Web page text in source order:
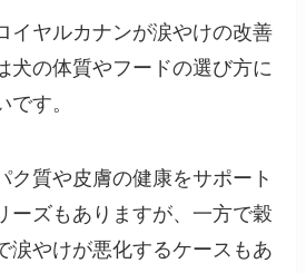
イヤルカナンが涙やけの改善
犬の体質やフードの選び方に
です。
ク質や皮膚の健康をサポート
ーズもありますが、一方で穀
涙やけが悪化するケースもあ